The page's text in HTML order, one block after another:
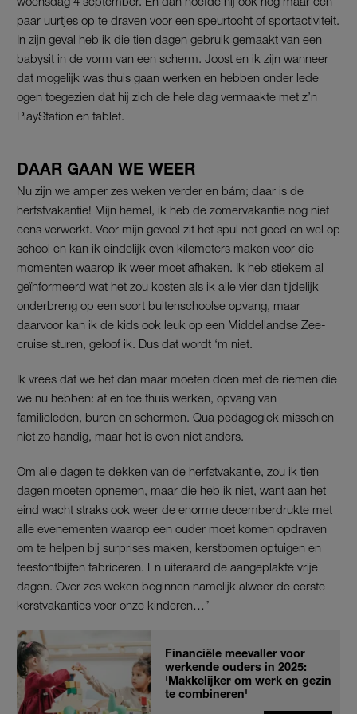
paar uurtjes op te draven voor een speurtocht of sportactiviteit.
In zijn geval heb ik die tien dagen gebruik gemaakt van een
babysit in de vorm van een scherm. Joost en ik zijn wanneer
dat mogelijk was thuis gaan werken en hebben onder lede
ogen toegezien dat hij zich de hele dag vermaakte met z’n
PlayStation en tablet.
DAAR GAAN WE WEER
Nu zijn we amper zes weken verder en bám; daar is de
herfstvakantie! Mijn hemel, ik heb de zomervakantie nog niet
eens verwerkt. Voor mijn gevoel zit het spul net goed en wel op
school en kan ik eindelijk even kilometers maken voor die
momenten waarop ik weer moet afhaken. Ik heb stiekem al
geïnformeerd wat het zou kosten als ik alle vier dan tijdelijk
onderbreng op een soort buitenschoolse opvang, maar
daarvoor kan ik de kids ook leuk op een Middellandse Zee-
cruise sturen, geloof ik. Dus dat wordt ‘m niet.
Ik vrees dat we het dan maar moeten doen met de riemen die
we nu hebben: af en toe thuis werken, opvang van
familieleden, buren en schermen. Qua pedagogiek misschien
niet zo handig, maar het is even niet anders.
Om alle dagen te dekken van de herfstvakantie, zou ik tien
dagen moeten opnemen, maar die heb ik niet, want aan het
eind wacht straks ook weer de enorme decemberdrukte met
alle evenementen waarop een ouder moet komen opdraven
om te helpen bij surprises maken, kerstbomen optuigen en
feestontbijten fabriceren. En uiteraard de aangeplakte vrije
dagen. Over zes weken beginnen namelijk alweer de eerste
kerstvakanties voor onze kinderen…”
Financiële meevaller voor
werkende ouders in 2025:
'Makkelijker om werk en gezin
te combineren'